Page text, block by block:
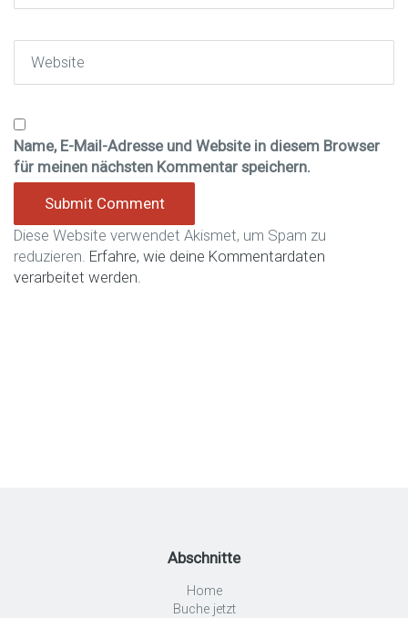
Name, E-Mail-Adresse und Website in diesem Browser
für meinen nächsten Kommentar speichern.
Diese Website verwendet Akismet, um Spam zu
reduzieren. Erfahre, wie deine Kommentardaten
verarbeitet werden.
Abschnitte
Home
Buche jetzt